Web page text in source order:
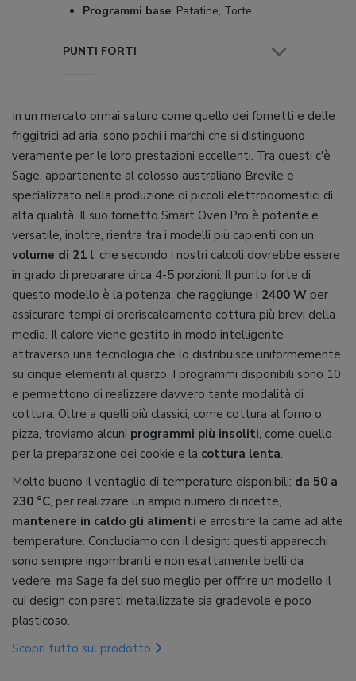
Programmi base: Patatine, Torte
PUNTI FORTI
In un mercato ormai saturo come quello dei fornetti e delle
friggitrici ad aria, sono pochi i marchi che si distinguono
veramente per le loro prestazioni eccellenti. Tra questi c'è
Sage, appartenente al colosso australiano Brevile e
specializzato nella produzione di piccoli elettrodomestici di
alta qualità. Il suo fornetto Smart Oven Pro è potente e
versatile, inoltre, rientra tra i modelli più capienti con un
volume di 21 l, che secondo i nostri calcoli dovrebbe essere
in grado di preparare circa 4-5 porzioni. Il punto forte di
questo modello è la potenza, che raggiunge i 2400 W per
assicurare tempi di preriscaldamento cottura più brevi della
media. Il calore viene gestito in modo intelligente
attraverso una tecnologia che lo distribuisce uniformemente
su cinque elementi al quarzo. I programmi disponibili sono 10
e permettono di realizzare davvero tante modalità di
cottura. Oltre a quelli più classici, come cottura al forno o
pizza, troviamo alcuni programmi più insoliti, come quello
per la preparazione dei cookie e la cottura lenta.
Molto buono il ventaglio di temperature disponibili: da 50 a
230 °C, per realizzare un ampio numero di ricette,
mantenere in caldo gli alimenti e arrostire la carne ad alte
temperature. Concludiamo con il design: questi apparecchi
sono sempre ingombranti e non esattamente belli da
vedere, ma Sage fa del suo meglio per offrire un modello il
cui design con pareti metallizzate sia gradevole e poco
plasticoso.
Scopri tutto sul prodotto